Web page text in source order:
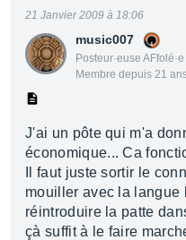
music007
Posteur·euse AFfolé·e
Membre depuis 21
21 Janvier 2009 à 18:06
J'ai un pôte qui m'a
économique... Ca
Il faut juste sortir le
mouiller avec la langue
réintroduire la patte
çà suffit à le faire